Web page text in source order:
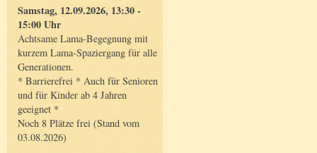
Samstag, 12.09.2026, 13:30 -
15:00 Uhr
Achtsame Lama-Begegnung mit
kurzem Lama-Spaziergang für alle
Generationen.
* Barrierefrei * Auch für Senioren
und für Kinder ab 4 Jahren
geeignet *
Noch 8 Plätze frei (Stand vom
03.08.2026)